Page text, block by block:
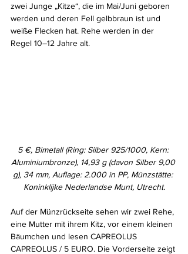
zwei Junge „Kitze“, die im Mai/Juni geboren
werden und deren Fell gelbbraun ist und
weiße Flecken hat. Rehe werden in der
Regel 10–12 Jahre alt.
5 €, Bimetall (Ring: Silber 925/1000, Kern:
Aluminiumbronze), 14,93 g (davon Silber 9,00
g), 34 mm, Auflage: 2.000 in PP, Münzstätte:
Koninklijke Nederlandse Munt, Utrecht.
Auf der Münzrückseite sehen wir zwei Rehe,
eine Mutter mit ihrem Kitz, vor einem kleinen
Bäumchen und lesen CAPREOLUS
CAPREOLUS / 5 EURO. Die Vorderseite zeigt